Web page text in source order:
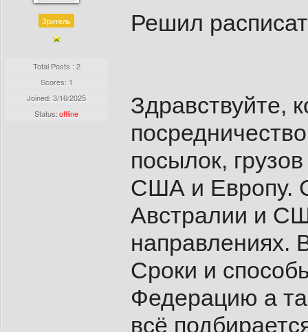
Зритель
Total Posts : 2
Scores: 1
Joined: 3/16/2025
Status:offline
Решил
Здравствуйте,
посылок,
США и Европу.
Австралии и
направлениях.
Сроки и
Федерацию а
всё